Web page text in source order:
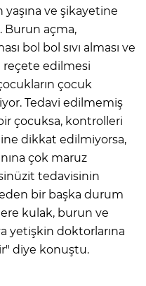
yaşına ve şikayetine
Burun açma,
bol bol sıvı alması ve
edilmesi
çocuk
Tedavi edilmemiş
çocuksa, kontrolleri
dikkat edilmiyorsa,
çok maruz
tedavisinin
bir başka durum
kulak, burun ve
yetişkin doktorlarına
diye konuştu.